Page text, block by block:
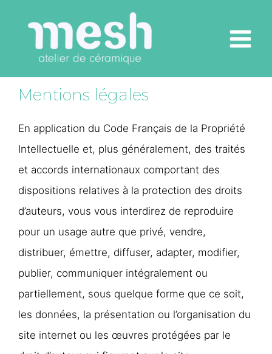
contenu
Main
Menu
Mentions légales
En application du Code Français de la Propriété
Intellectuelle et, plus généralement, des traités
et accords internationaux comportant des
dispositions relatives à la protection des droits
d’auteurs, vous vous interdirez de reproduire
pour un usage autre que privé, vendre,
distribuer, émettre, diffuser, adapter, modifier,
publier, communiquer intégralement ou
partiellement, sous quelque forme que ce soit,
les données, la présentation ou l’organisation du
site internet ou les œuvres protégées par le